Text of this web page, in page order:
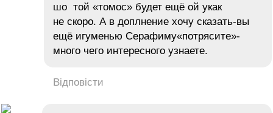
шо той «томос» будет ещё ой укак
не скоро. А в доплнение хочу сказать-вы
ещё игуменью Серафиму«потрясите»-
много чего интересного узнаете.
Відповісти